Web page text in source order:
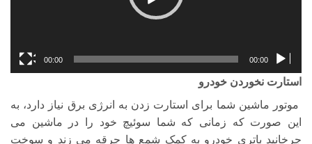
00:00
00:00
استارت نخوردن خودرو
موتور ماشین شما برای استارت زدن به انرژی برق نیاز دارد، به
این صورت که زمانی که شما سوئیچ خود را در ماشین می
چرخانید باتری خودرو به کمک شمع ها جرقه می زند و سوخت